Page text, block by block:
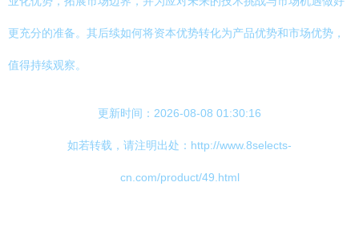
更充分的准备。其后续如何将资本优势转化为产品优势和市场优势，
值得持续观察。
更新时间：2026-08-08 01:30:16
如若转载，请注明出处：http://www.8selects-
cn.com/product/49.html